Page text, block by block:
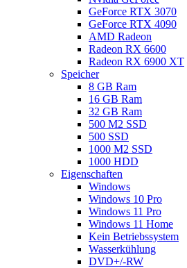
GeForce RTX 3070
GeForce RTX 4090
AMD Radeon
Radeon RX 6600
Radeon RX 6900 XT
Speicher
8 GB Ram
16 GB Ram
32 GB Ram
500 M2 SSD
500 SSD
1000 M2 SSD
1000 HDD
Eigenschaften
Windows
Windows 10 Pro
Windows 11 Pro
Windows 11 Home
Kein Betriebssystem
Wasserkühlung
DVD+/-RW